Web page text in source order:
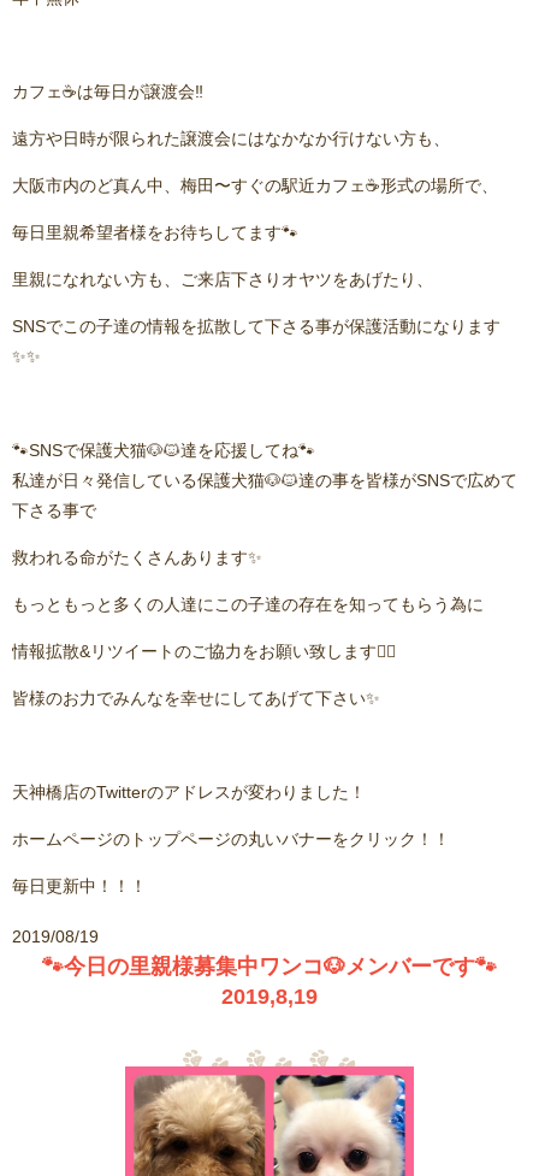
カフェ☕️は毎日が譲渡会‼️
遠方や日時が限られた譲渡会にはなかなか行けない方も、
大阪市内のど真ん中、梅田〜すぐの駅近カフェ☕️形式の場所で、
毎日里親希望者様をお待ちしてます🐾
里親になれない方も、ご来店下さりオヤツをあげたり、
SNSでこの子達の情報を拡散して下さる事が保護活動になります
✨✨
🐾SNSで保護犬猫🐶🐱達を応援してね🐾
私達が日々発信している保護犬猫🐶🐱達の事を皆様がSNSで広めて
下さる事で
救われる命がたくさんあります✨
もっともっと多くの人達にこの子達の存在を知ってもらう為に
情報拡散&リツイートのご協力をお願い致します🙇‍♂️
皆様のお力でみんなを幸せにしてあげて下さい✨
天神橋店のTwitterのアドレスが変わりました！
ホームページのトップページの丸いバナーをクリック！！
毎日更新中！！！
2019/08/19
🐾今日の里親様募集中ワンコ🐶メンバーです🐾
2019,8,19